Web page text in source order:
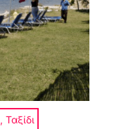
, Ταξίδι